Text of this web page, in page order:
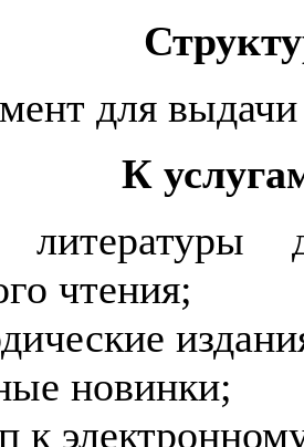
для
К
чтения;
новинки;
к